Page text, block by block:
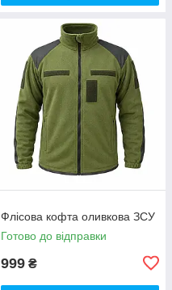
Флісова кофта оливкова ЗСУ
Готово до відправки
999 ₴